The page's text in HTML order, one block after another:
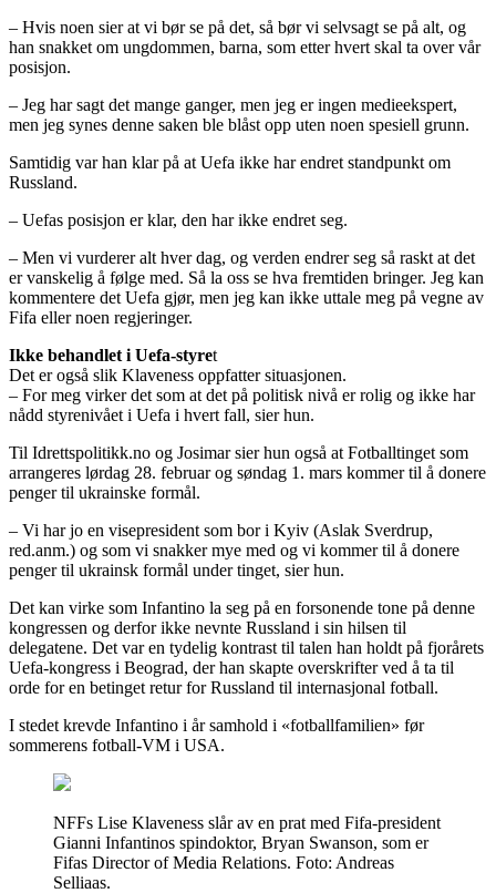
– Hvis noen sier at vi bør se på det, så bør vi selvsagt se på alt, og
han snakket om ungdommen, barna, som etter hvert skal ta over vår
posisjon.
– Jeg har sagt det mange ganger, men jeg er ingen medieekspert,
men jeg synes denne saken ble blåst opp uten noen spesiell grunn.
Samtidig var han klar på at Uefa ikke har endret standpunkt om
Russland.
– Uefas posisjon er klar, den har ikke endret seg.
– Men vi vurderer alt hver dag, og verden endrer seg så raskt at det
er vanskelig å følge med. Så la oss se hva fremtiden bringer. Jeg kan
kommentere det Uefa gjør, men jeg kan ikke uttale meg på vegne av
Fifa eller noen regjeringer.
Ikke behandlet i Uefa-styret
Det er også slik Klaveness oppfatter situasjonen.
– For meg virker det som at det på politisk nivå er rolig og ikke har
nådd styrenivået i Uefa i hvert fall, sier hun.
Til Idrettspolitikk.no og Josimar sier hun også at Fotballtinget som
arrangeres lørdag 28. februar og søndag 1. mars kommer til å donere
penger til ukrainske formål.
– Vi har jo en visepresident som bor i Kyiv (Aslak Sverdrup,
red.anm.) og som vi snakker mye med og vi kommer til å donere
penger til ukrainsk formål under tinget, sier hun.
Det kan virke som Infantino la seg på en forsonende tone på denne
kongressen og derfor ikke nevnte Russland i sin hilsen til
delegatene. Det var en tydelig kontrast til talen han holdt på fjorårets
Uefa-kongress i Beograd, der han skapte overskrifter ved å ta til
orde for en betinget retur for Russland til internasjonal fotball.
I stedet krevde Infantino i år samhold i «fotballfamilien» før
sommerens fotball-VM i USA.
NFFs Lise Klaveness slår av en prat med Fifa-president
Gianni Infantinos spindoktor, Bryan Swanson, som er
Fifas Director of Media Relations. Foto: Andreas
Selliaas.